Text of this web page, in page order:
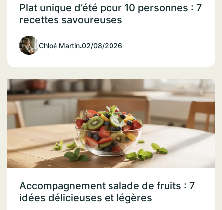
Plat unique d’été pour 10 personnes : 7
recettes savoureuses
Chloé Martin.02/08/2026
Accompagnement salade de fruits : 7
idées délicieuses et légères